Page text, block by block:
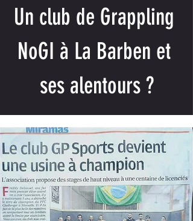
Un club de Grappling
NoGI à La Barben et
ses alentours ?